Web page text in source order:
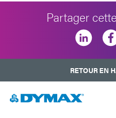
Partager
RETOUR EN